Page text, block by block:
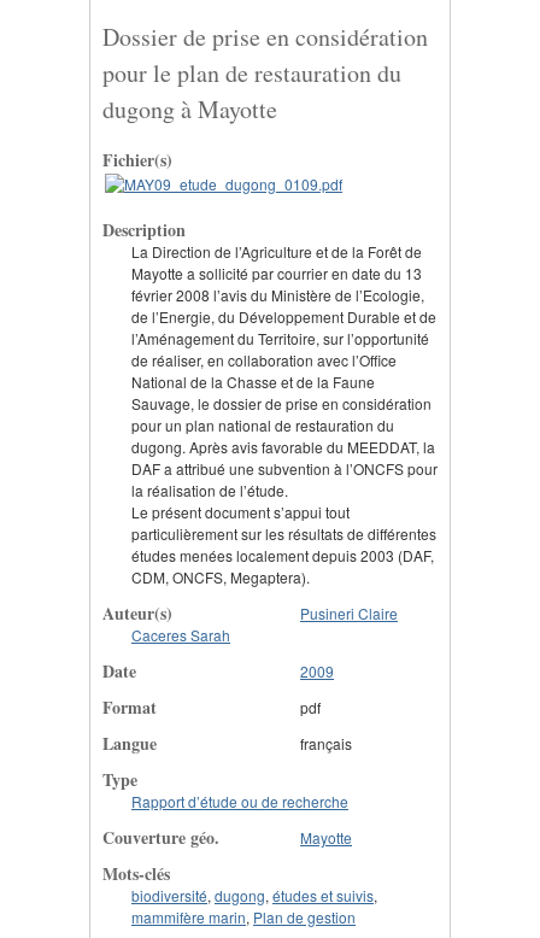
Dossier de prise en considération
pour le plan de restauration du
dugong à Mayotte
Fichier(s)
Description
La Direction de l’Agriculture et de la Forêt de
Mayotte a sollicité par courrier en date du 13
février 2008 l’avis du Ministère de l’Ecologie,
de l’Energie, du Développement Durable et de
l’Aménagement du Territoire, sur l’opportunité
de réaliser, en collaboration avec l’Office
National de la Chasse et de la Faune
Sauvage, le dossier de prise en considération
pour un plan national de restauration du
dugong. Après avis favorable du MEEDDAT, la
DAF a attribué une subvention à l’ONCFS pour
la réalisation de l’étude.
Le présent document s’appui tout
particulièrement sur les résultats de différentes
études menées localement depuis 2003 (DAF,
CDM, ONCFS, Megaptera).
Auteur(s)
Pusineri Claire
Caceres Sarah
Date 2009
Format pdf
Langue français
Type
Rapport d’étude ou de recherche
Couverture géo. Mayotte
Mots-clés
biodiversité, dugong, études et suivis,
mammifère marin, Plan de gestion